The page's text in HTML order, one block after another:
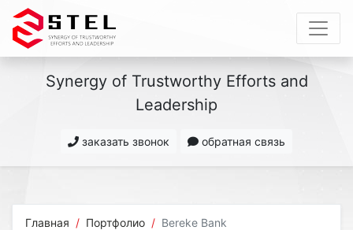
Synergy of Trustworthy Efforts and
Leadership
заказать звонок обратная связь
Главная Портфолио Bereke Bank